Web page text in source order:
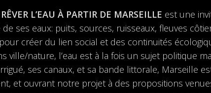
L’EAU À PARTIR DE MARSEILLE est une
ses eaux: puits, sources, ruisseaux, fleuves
créer du lien social et des continuités
ville/nature, l’eau est à la fois un sujet politique
ses canaux, et sa bande littorale, Marseille
et ouvrant notre projet à des propositions